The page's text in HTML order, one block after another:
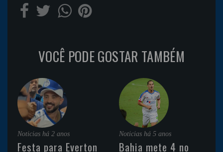
VOCÊ PODE GOSTAR TAMBÉM
Noticias há 2 anos
Festa para Everton
Noticias há 5 anos
Bahia mete 4 no